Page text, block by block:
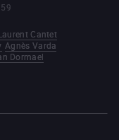
Cantet
Agnès Varda
Dormael